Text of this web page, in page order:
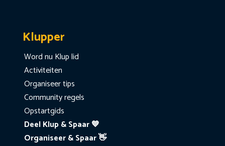
Klupper
Word nu Klup lid
Activiteiten
Organiseer tips
Community regels
Opstartgids
Deel Klup & Spaar 💙
Organiseer & Spaar 👋